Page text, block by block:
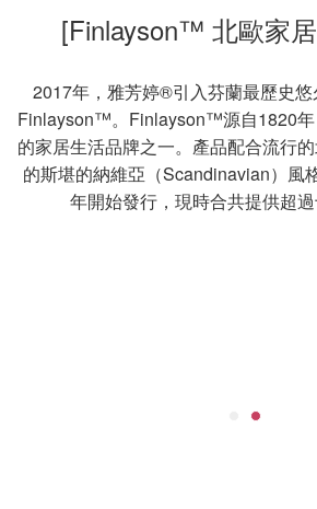
[Finlayson™ 北歐家
2017年，雅芳婷®引入芬蘭最歷史
Finlayson™。Finlayson™源自1820年
的家居生活品牌之一。產品配合流行
的斯堪的納維亞（Scandinavian）風
年開始發行，現時合共提供超過